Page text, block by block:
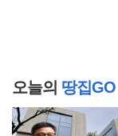
오늘의 땅집GO